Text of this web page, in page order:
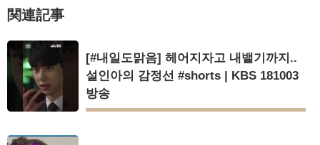
Powered by livedoor 相互RSS
か」出演で話題 Big News TV
Powered by livedoor 相互RSS
関連記事
[#내일도맑음] 헤어지자고 내뱉기까지..
설인아의 감정선 #shorts | KBS 181003
방송